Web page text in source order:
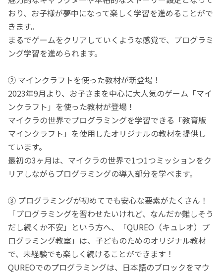
おり、お子様が夢中になって楽しく学習を進めることがで
きます。
まるでゲームをクリアしていくような感覚で、プログラミ
ング学習を進められます。
② マインクラフトを使った教材が新登場！
2023年9月より、お子さまを中心に大人気のゲーム「マイ
ンクラフト」を使った教材が登場！
マイクラの世界でプログラミングを学習できる「教育版
マインクラフト」を使用したオリジナルの教材を提供し
ています。
最初の3ヶ月は、マイクラの世界で1つ1つミッションをク
リアしながらプログラミングの導入部分を学べます。
③ プログラミングが初めてでも安心な要素がたくさん！
「プログラミングを習わせたいけれど、なんだか難しそう
だし続くか不安」という方へ、「QUREO（キュレオ）プ
ログラミング教室」は、子どものためのオリジナル教材
で、未経験でも楽しく続けることができます！
QUREOでのプログラミングは、日本語のブロックをマウ